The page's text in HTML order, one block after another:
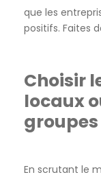
que les
positifs. Faites
Choisir
locaux
groupes
En scrutant le